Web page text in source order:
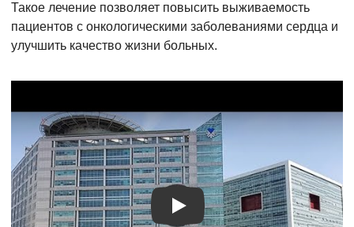
Такое лечение позволяет повысить выживаемость
пациентов с онкологическими заболеваниями сердца и
улучшить качество жизни больных.
Видео о лечении